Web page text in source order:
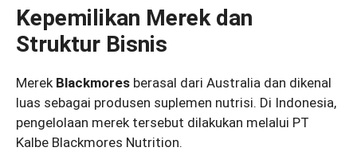
Kepemilikan Merek dan
Struktur Bisnis
Merek Blackmores berasal dari Australia dan dikenal
luas sebagai produsen suplemen nutrisi. Di Indonesia,
pengelolaan merek tersebut dilakukan melalui PT
Kalbe Blackmores Nutrition.